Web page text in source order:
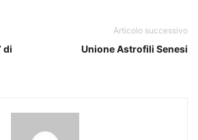
di
Articolo successivo
Unione Astrofili Senesi